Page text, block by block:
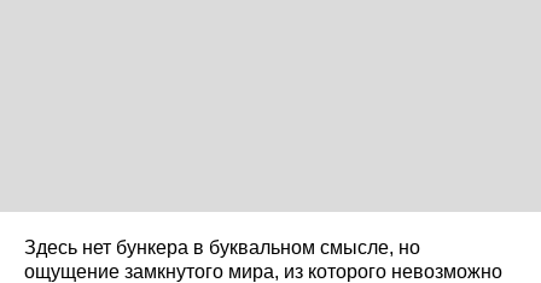
Здесь нет бункера в буквальном смысле, но
ощущение замкнутого мира, из которого невозможно